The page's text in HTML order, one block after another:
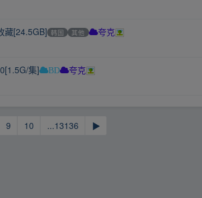
藏[24.5GB] 韩国 其他 夸克
集] BD 夸克
9 10 ...13136 ▶